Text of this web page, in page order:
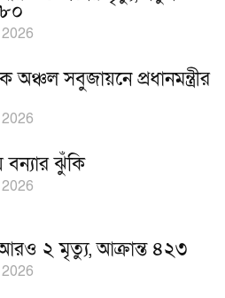
অঞ্চল সবুজায়নে প্রধানমন্ত্রীর
ঝুঁকি
২ মৃত্যু, আক্রান্ত ৪২৩